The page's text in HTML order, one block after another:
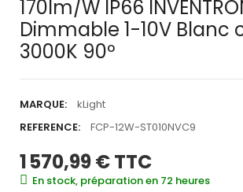
170lm/W IP66
Dimmable 1-10V Blanc
3000K 90º
MARQUE:
kLight
REFERENCE:
FCP-12W-ST010NVC9
1 570,99 €TTC
En stock, préparation en 72 heures